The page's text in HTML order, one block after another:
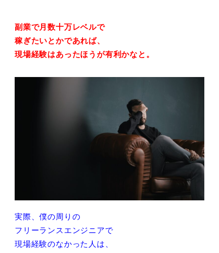
副業で月数十万レベルで
稼ぎたいとかであれば、
現場経験はあったほうが有利かなと。
実際、僕の周りの
フリーランスエンジニアで
現場経験のなかった人は、